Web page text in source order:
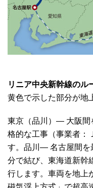
リニア中央新幹線のル
黄色で示した部分が地
東京（品川）― 大阪間
格的な工事（事業者：
す。品川― 名古屋間
分で結び、東海道新幹
行します。車両を地上